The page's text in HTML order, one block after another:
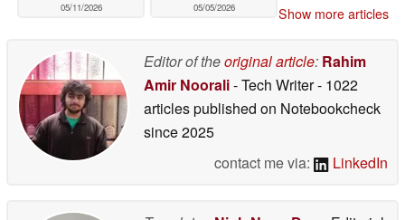
05/11/2026 05/05/2026 Show more articles
Editor of theoriginal article: Rahim
Amir Noorali- Tech Writer- 1022
articles published on Notebookcheck
since 2025
contact me via:
LinkedIn